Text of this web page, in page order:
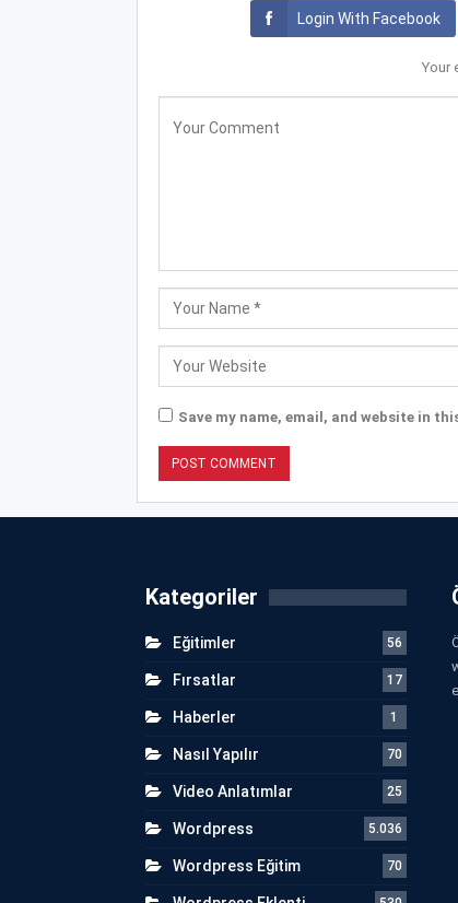
Login With Facebook
Your
Save my name, email, and website in
Kategoriler
Eğitimler 56
Fırsatlar 17
Haberler 1
Nasıl Yapılır 70
Video Anlatımlar 25
Wordpress 5.036
Wordpress Eğitim 70